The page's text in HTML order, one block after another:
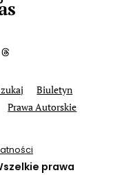
Biuletyn
Prawa Autorskie
prawa